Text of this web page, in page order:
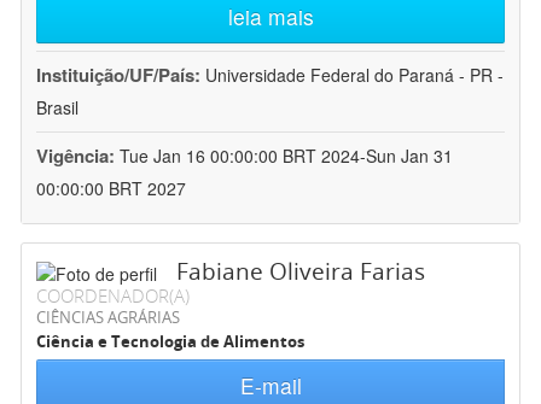
leia mais
Instituição/UF/País: Universidade Federal do Paraná - PR -
Brasil
Vigência: Tue Jan 16 00:00:00 BRT 2024-Sun Jan 31
00:00:00 BRT 2027
Fabiane Oliveira Farias
COORDENADOR(A)
CIÊNCIAS AGRÁRIAS
Ciência e Tecnologia de Alimentos
E-mail